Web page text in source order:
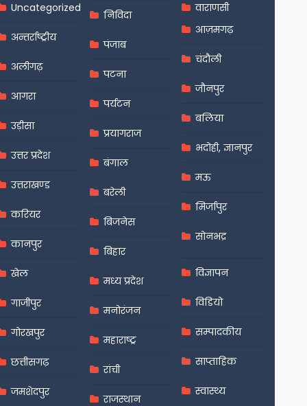
Uncategorized
अन्तर्राष्ट्रीय
अलीगढ़
आगरा
उड़ीसा
उत्तर प्रदेश
उत्तराखण्ड
करियर
कानपुर
खेल
गाजीपुर
गोरखपुर
छत्तीसगढ़
जमशेदपुर
निविदा
पंजाब
पटना
पर्यटन
प्रयागराज
बंगाल
बरेली
बिजनेस
बिहार
मध्य प्रदेश
मनोरंजन
महाराष्ट्र
रांची
राजस्थान
वाराणसी
आज़मगढ़
चंदौली
जौनपुर
बलिया
भदोही, ज्ञानपुर
मऊ
मिर्जापुर
सोनभद्र
विज्ञापन
विडियो
सम्पादकीय
साप्ताहिक
स्वास्थ्य